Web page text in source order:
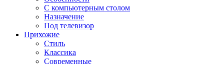
С компьютерным столом
Назначение
Под телевизор
Прихожие
Стиль
Классика
Современные